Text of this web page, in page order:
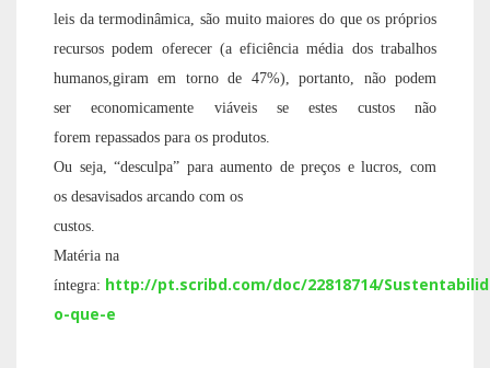
leis da termodinâmica, são muitomaioresdo que os próprios
recursos podem oferecer (a eficiência média dos trabalhos
humanos,giram em torno de 47%), portanto, não podem
ser economicamente viáveis se estes custos não
forem repassados para os produtos.
Ou seja, “desculpa” paraaumento de preços e lucros,com
os desavisados arcando com os
custos.
Matéria na
íntegra: http://pt.scribd.com/doc/22818714/
o-que-e